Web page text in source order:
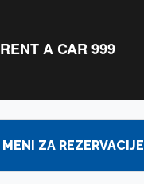
RENT A CAR 999
MENI ZA REZERVACIJE